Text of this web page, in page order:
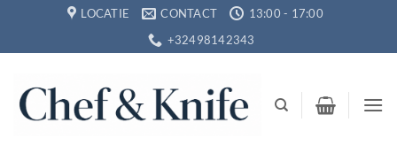
inhoud
LOCATIE CONTACT
13:00 - 17:00
+32498142343